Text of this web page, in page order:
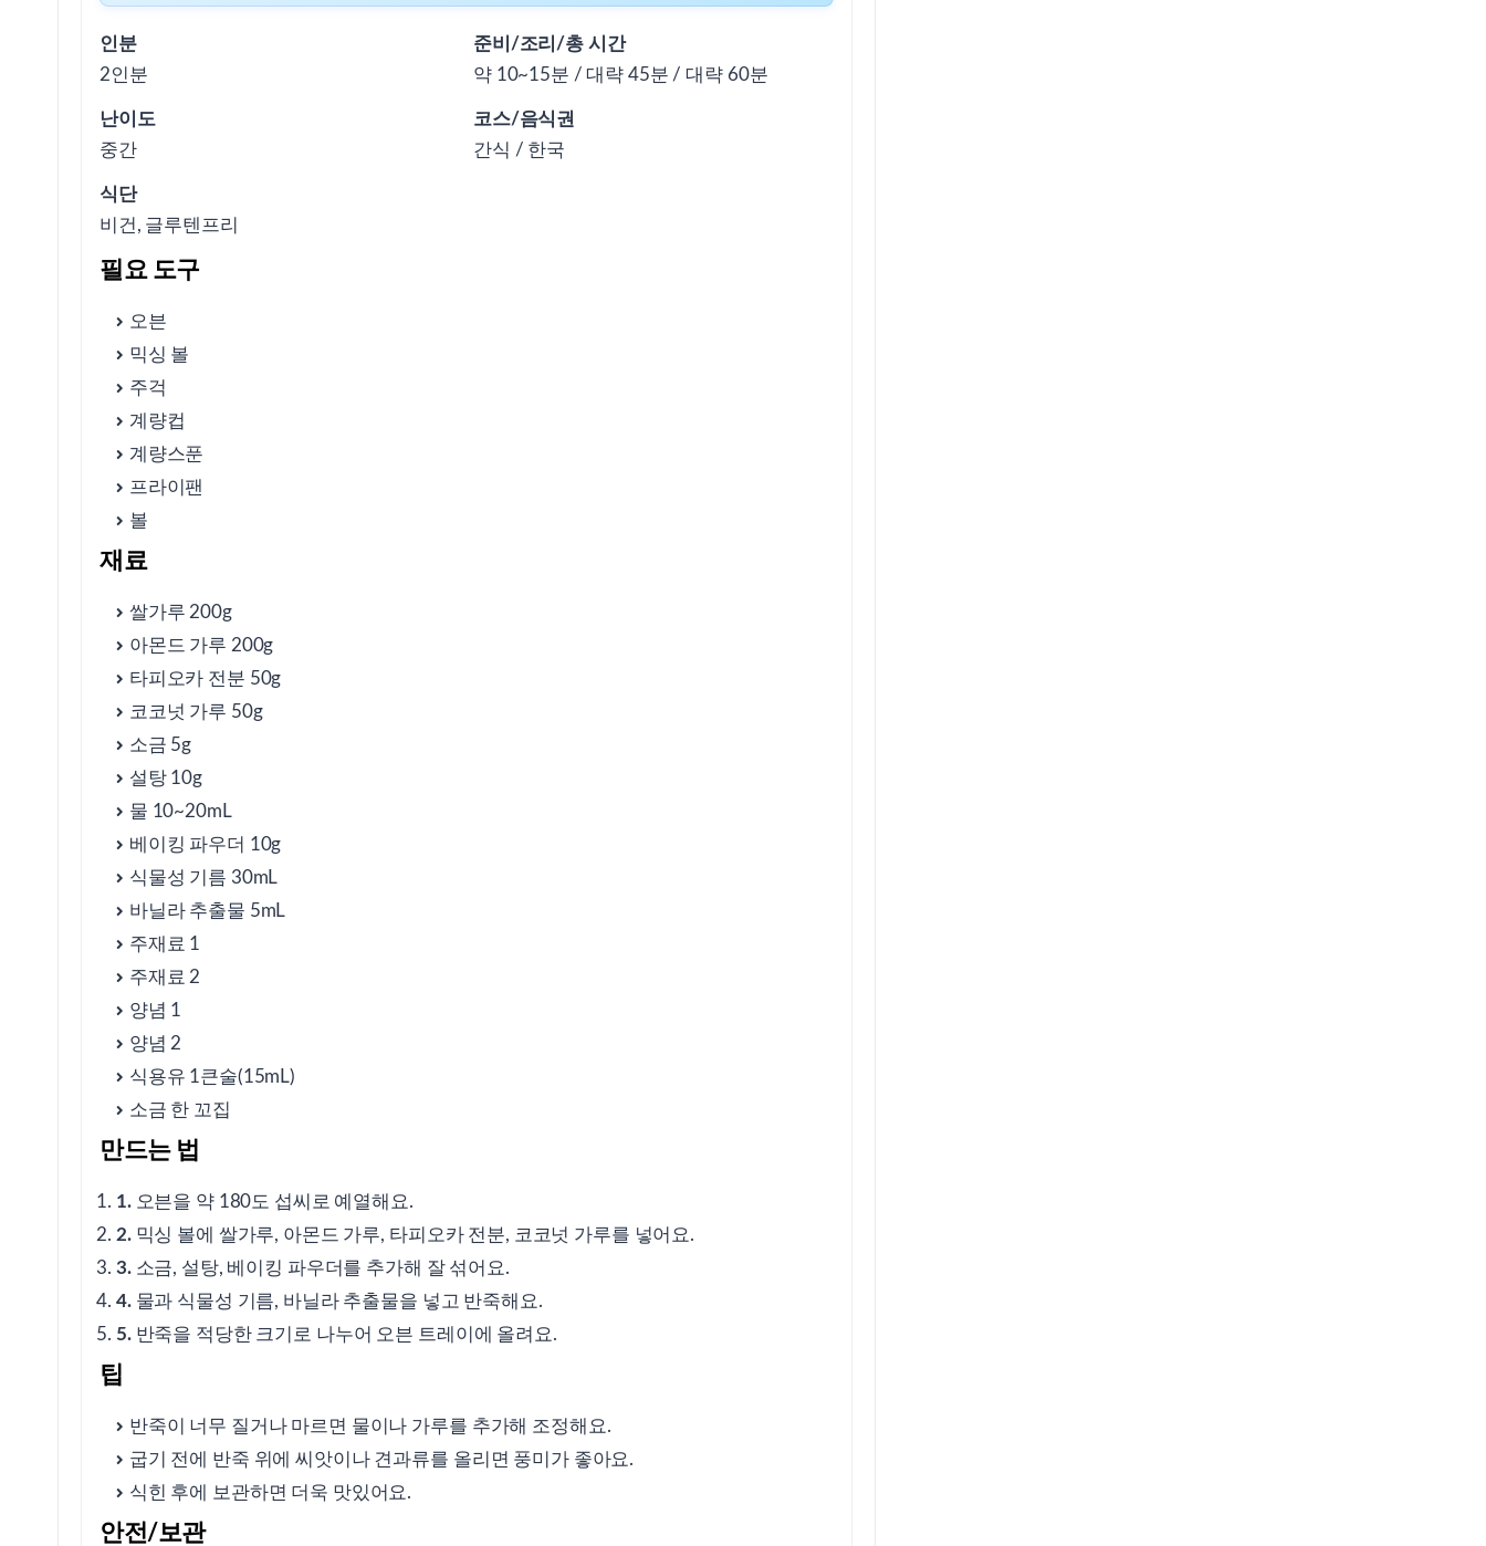
① 오늘 이 레시피가 좋은 상황
② 맛을 결정하는 핵심 포인트
③ 실패가 잦은 부분과 바로잡는 팁
④ 비용·시간 현실표(1인분 기준, 대략 범위)
⑤ 응용/대체재
⑥ 자주 묻는 질문
⑦ 글루텐프리 빵의 영양 가치
⑧ 빵을 더욱 특별하게 만드는 방법
⑨ 글루텐프리 빵의 활용법
⑩ 실패를 줄이는 팁
⑪ 글루텐프리 빵의 건강 효과
⑫ 글루텐프리 빵의 재료 선택 팁
출처
인분
2인분
준비/조리/총 시간
약 10~15분 / 대략 45분 / 대략 60분
난이도
중간
코스/음식권
간식 / 한국
식단
비건, 글루텐프리
필요 도구
오븐
믹싱 볼
주걱
계량컵
계량스푼
프라이팬
볼
재료
쌀가루 200g
아몬드 가루 200g
타피오카 전분 50g
코코넛 가루 50g
소금 5g
설탕 10g
물 10~20mL
베이킹 파우더 10g
식물성 기름 30mL
바닐라 추출물 5mL
주재료 1
주재료 2
양념 1
양념 2
식용유 1큰술(15mL)
소금 한 꼬집
만드는 법
1.오븐을 약 180도 섭씨로 예열해요.
2.믹싱 볼에 쌀가루, 아몬드 가루, 타피오카 전분, 코코넛 가루를 넣어요.
3.소금, 설탕, 베이킹 파우더를 추가해 잘 섞어요.
4.물과 식물성 기름, 바닐라 추출물을 넣고 반죽해요.
5.반죽을 적당한 크기로 나누어 오븐 트레이에 올려요.
팁
반죽이 너무 질거나 마르면 물이나 가루를 추가해 조정해요.
굽기 전에 반죽 위에 씨앗이나 견과류를 올리면 풍미가 좋아요.
식힌 후에 보관하면 더욱 맛있어요.
안전/보관